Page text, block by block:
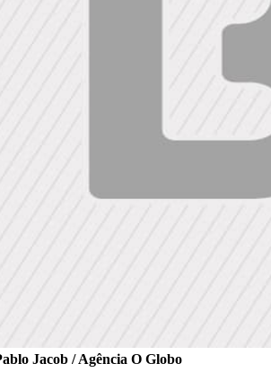
Jacob / Agência O Globo